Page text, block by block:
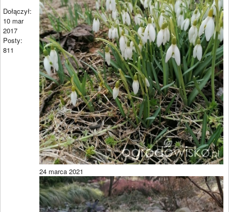
Dołączył:
10 mar
2017
Posty:
811
24 marca 2021